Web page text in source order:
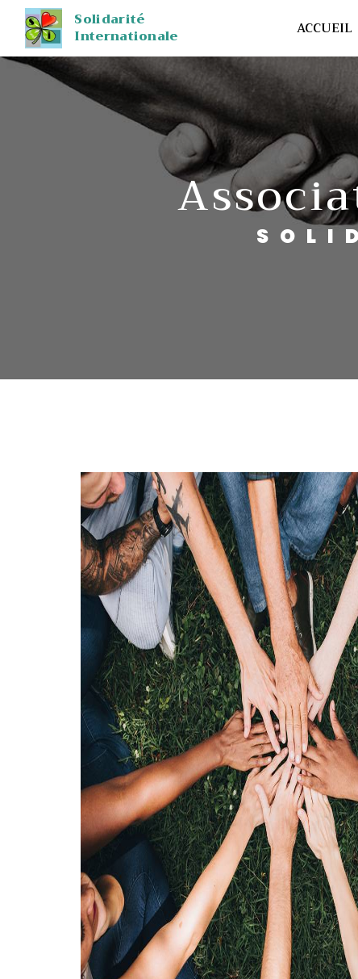
Solidarité
Internationale
ACCUEIL
Panneau de gestion des cookies